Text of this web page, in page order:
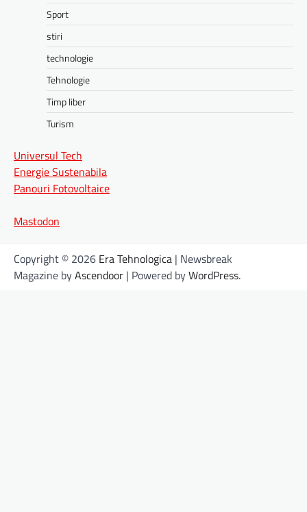
Sport
stiri
technologie
Tehnologie
Timp liber
Turism
Universul Tech
Energie Sustenabila
Panouri Fotovoltaice
Mastodon
Copyright © 2026 Era Tehnologica | Newsbreak
Magazine byAscendoor | Powered byWordPress.